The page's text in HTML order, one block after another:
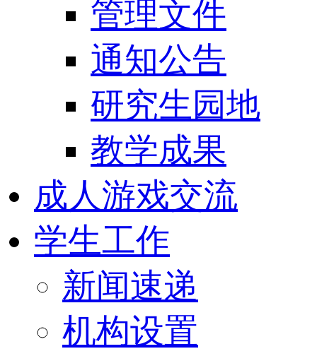
管理文件
通知公告
研究生园地
教学成果
成人游戏交流
学生工作
新闻速递
机构设置